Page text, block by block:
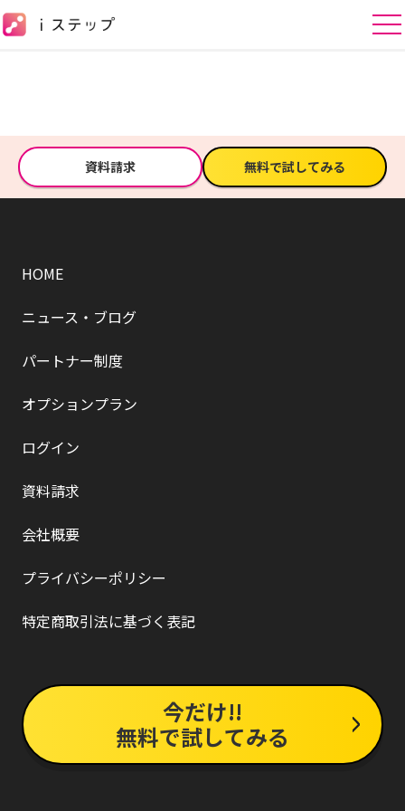
資料請求 無料で試してみる
HOME
ニュース・ブログ
パートナー制度
オプションプラン
ログイン
資料請求
会社概要
プライバシーポリシー
特定商取引法に基づく表記
今だけ!!
無料で試してみる